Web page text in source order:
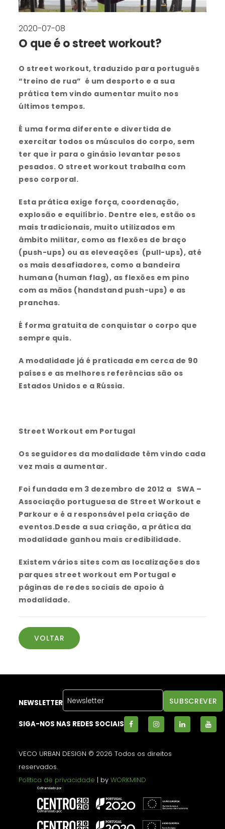
2020-07-08
O que é o street workout?
O street workout, traduzido para português
“treino de rua” é um desporto e a sua
prática tem vindo aumentar muito nos
últimos tempos.
É uma forma diferente e divertida de
exercitar todos os músculos do corpo, sem
ter que ir para o ginásio levantar pesos
pesados. O street workout trabalha com
peso corporal.
Esta prática exige força, coordenação,
explosão e equilíbrio. Dentre eles, estão os
mais tradicionais, muito utilizados em
âmbito militar, como as flexões de braço
(push-ups) ou as eleveações (pull-ups), até
os mais desafiadores, como a bandeira
humana (human flag), as flexões em pino
com as mãos (handstand push-ups) e as
pranchas.
É forma gratuita de conquistar o corpo que
sempre quis.
A modalidade já é praticada em cerca de 90
países e as melhores referências são os
Estados Unidos e a Rússia.
Street Workout em Portugal
Os seguidores da modalidade têm vindo cada
vez mais a aumentar.
Foi fundada em 3 dezembro de 2012 a SWA –
Associação portuguesa de Street Workout e
Parkour e é a responsável pela criação de
eventos.Desde a sua criação, a prática da
modalidade ganhou mais credibilidade.
Existem vários sites com as localizações dos
parques street workout em Portugal e
páginas de redes sociais de apoio à
modalidade.
VOLTAR
NEWSLETTER
SIGA-NOS NAS REDES SOCIAIS
VECO URBAN DESIGN © 2026 Todos os direitos
reservados.
Política de privacidade | byWORKMIND